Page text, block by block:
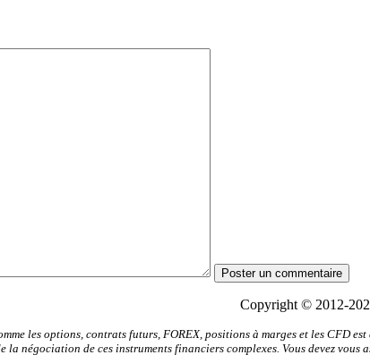
Copyright © 2012-
les options, contrats futurs, FOREX, positions à marges et les CFD
négociation de ces instruments financiers complexes. Vous devez